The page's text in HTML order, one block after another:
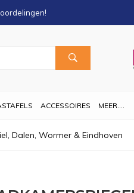
ACCESSOIRES MEER....
Dalen, Wormer & Eindhoven